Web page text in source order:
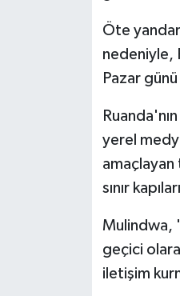
Öte
nedeniyle,
Pazar
yerel
amaçlayan
sınır
Mulindwa,
geçici
iletişim